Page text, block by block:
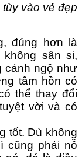
vào vẻ đẹp
đúng hơn là
sân si,
cảnh ngộ như
tâm hồn có
thể thay đổi
vời và có
tốt. Dù không
cũng phải nỗ